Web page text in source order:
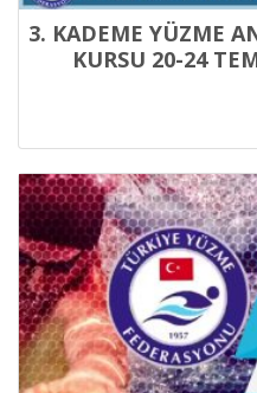
3. KADEME YÜZME
KURSU 20-24